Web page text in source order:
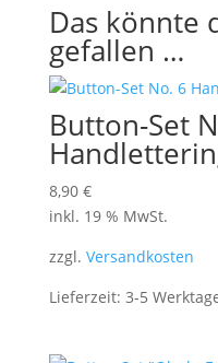
Das könnte
gefallen …
Button-Set
8,90 €
inkl. 19 % MwSt.
zzgl. Versandkosten
Lieferzeit: 3-5